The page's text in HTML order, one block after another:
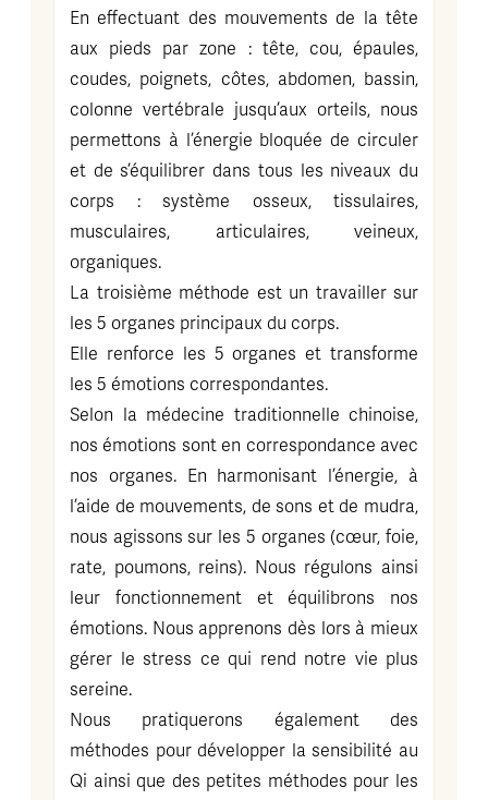
En effectuant des mouvements de la tête
aux pieds par zone : tête, cou, épaules,
coudes, poignets, côtes, abdomen, bassin,
colonne vertébrale jusqu’aux orteils, nous
permettons à l’énergie bloquée de circuler
et de s’équilibrer dans tous les niveaux du
corps : système osseux, tissulaires,
musculaires, articulaires, veineux,
organiques.
La troisième méthode est un travailler sur
les 5 organes principaux du corps.
Elle renforce les 5 organes et transforme
les 5 émotions correspondantes.
Selon la médecine traditionnelle chinoise,
nos émotions sont en correspondance avec
nos organes. En harmonisant l’énergie, à
l’aide de mouvements, de sons et de mudra,
nous agissons sur les 5 organes (cœur, foie,
rate, poumons, reins). Nous régulons ainsi
leur fonctionnement et équilibrons nos
émotions. Nous apprenons dès lors à mieux
gérer le stress ce qui rend notre vie plus
sereine.
Nous pratiquerons également des
méthodes pour développer la sensibilité au
Qi ainsi que des petites méthodes pour les